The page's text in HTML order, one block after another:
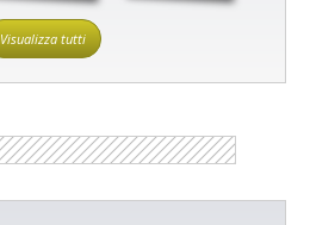
Visualizza tutti